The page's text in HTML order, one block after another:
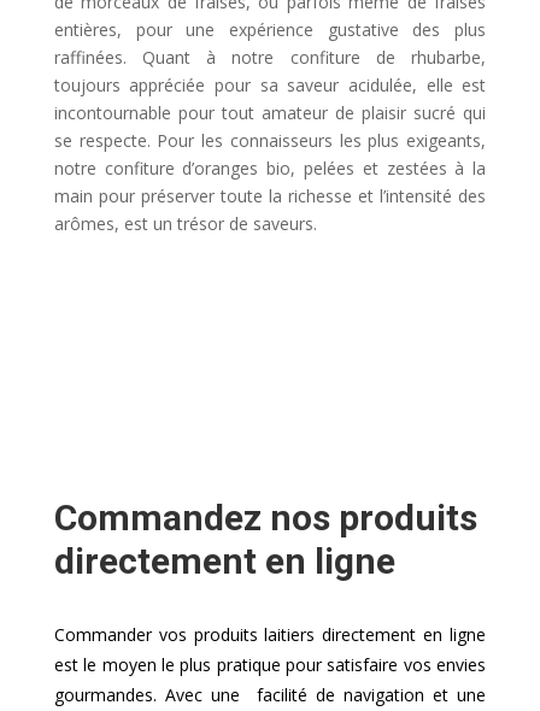
entières, pour une expérience gustative des plus
raffinées. Quant à notre confiture de rhubarbe,
toujours appréciée pour sa saveur acidulée, elle est
incontournable pour tout amateur de plaisir sucré qui
se respecte. Pour les connaisseurs les plus exigeants,
notre confiture d’oranges bio, pelées et zestées à la
main pour préserver toute la richesse et l’intensité des
arômes, est un trésor de saveurs.
Commandez nos produits
directement en ligne
Commander vos produits laitiers directement en ligne
est le moyen le plus pratique pour satisfaire vos envies
gourmandes. Avec une facilité de navigation et une